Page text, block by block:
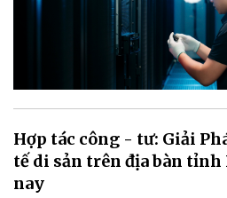
Hợp tác công - tư: Giải
tế di sản trên địa bàn
nay